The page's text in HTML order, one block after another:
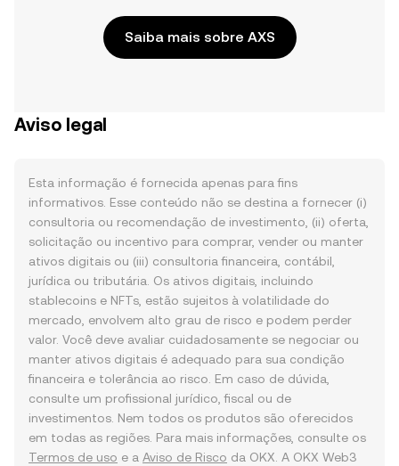
Saiba mais sobre AXS
Aviso legal
Esta informação é fornecida apenas para fins
informativos. Esse conteúdo não se destina a fornecer (i)
consultoria ou recomendação de investimento, (ii) oferta,
solicitação ou incentivo para comprar, vender ou manter
ativos digitais ou (iii) consultoria financeira, contábil,
jurídica ou tributária. Os ativos digitais, incluindo
stablecoins e NFTs, estão sujeitos à volatilidade do
mercado, envolvem alto grau de risco e podem perder
valor. Você deve avaliar cuidadosamente se negociar ou
manter ativos digitais é adequado para sua condição
financeira e tolerância ao risco. Em caso de dúvida,
consulte um profissional jurídico, fiscal ou de
investimentos. Nem todos os produtos são oferecidos
em todas as regiões. Para mais informações, consulte os
Termos de uso e a Aviso de Risco da OKX. A OKX Web3